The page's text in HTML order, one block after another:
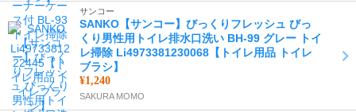
サンコー
SANKO【サンコー】びっくりフレッシュ びっ
くり男性用トイレ排水口洗い BH-99 グレー トイ
レ掃除 Li4973381230068【トイレ用品 トイレ
ブラシ】
¥1,240
SAKURA MOMO